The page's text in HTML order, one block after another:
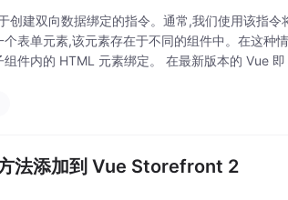
建双向数据绑定的指令。通常,我们使用该指令
表单元素,该元素存在于不同的组件中。在这种
件内的 HTML 元素绑定。 在最新版本的 Vue
法添加到 Vue Storefront 2